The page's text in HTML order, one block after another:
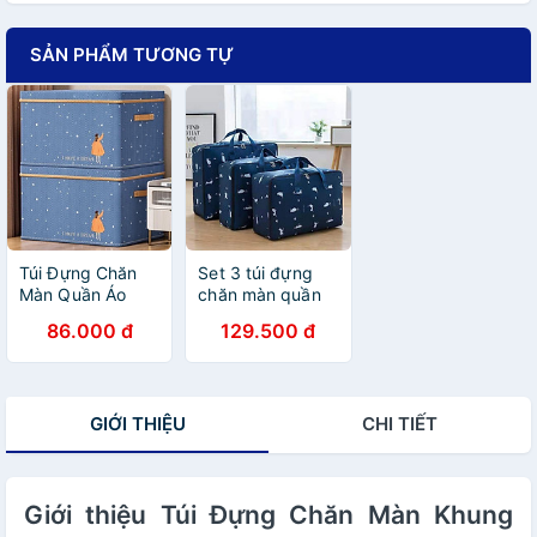
SẢN PHẨM TƯƠNG TỰ
Túi Đựng Chăn
Màn Quần Áo
86.000 đ
Set 3 túi đựng
chăn màn quần
màu ngẫu nhiên
129.500 đ
GIỚI THIỆU CHI TIẾT
Giới thiệu Túi Đựng Chăn Màn Khung